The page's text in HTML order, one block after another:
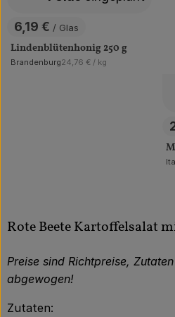
, Preis:
6,19 € / Glas
Lindenblütenhonig 250 g
, Herkunft:
Brandenburg, Referenzpreis:
24,76 € / kg
,
Rote Beete Kartoffelsalat
Preise sind Richtpreise,
abgewogen!
Zutaten: